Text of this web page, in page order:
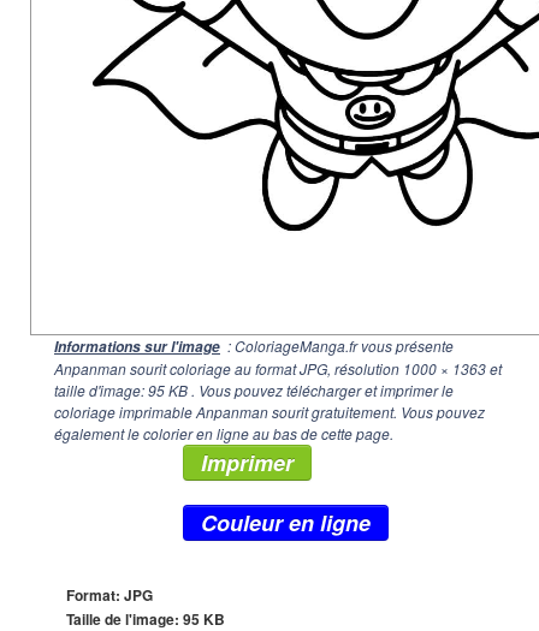
Informations sur l'image : ColoriageManga.fr vous présente
Anpanman sourit coloriage au format JPG, résolution 1000 × 1363et
taille d'image: 95 KB . Vous pouvez télécharger et imprimer le
coloriage imprimable Anpanman sourit gratuitement. Vous pouvez
également le colorier en ligne au bas de cette page.
Imprimer
Couleur en ligne
Format: JPG
Taille de l'image: 95 KB